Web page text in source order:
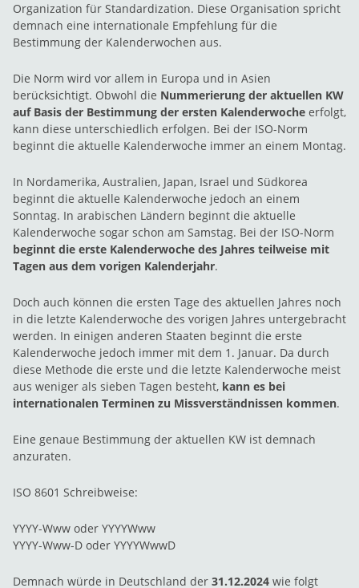
Organization für Standardization. Diese Organisation spricht
demnach eine internationale Empfehlung für die
Bestimmung der Kalenderwochen aus.
Die Norm wird vor allem in Europa und in Asien
berücksichtigt. Obwohl die Nummerierung der aktuellen KW
auf Basis der Bestimmung der ersten Kalenderwoche erfolgt,
kann diese unterschiedlich erfolgen. Bei der ISO-Norm
beginnt die aktuelle Kalenderwoche immer an einem Montag.
In Nordamerika, Australien, Japan, Israel und Südkorea
beginnt die aktuelle Kalenderwoche jedoch an einem
Sonntag. In arabischen Ländern beginnt die aktuelle
Kalenderwoche sogar schon am Samstag. Bei der ISO-Norm
beginnt die erste Kalenderwoche des Jahres teilweise mit
Tagen aus dem vorigen Kalenderjahr.
Doch auch können die ersten Tage des aktuellen Jahres noch
in die letzte Kalenderwoche des vorigen Jahres untergebracht
werden. In einigen anderen Staaten beginnt die erste
Kalenderwoche jedoch immer mit dem 1. Januar. Da durch
diese Methode die erste und die letzte Kalenderwoche meist
aus weniger als sieben Tagen besteht, kann es bei
internationalen Terminen zu Missverständnissen kommen.
Eine genaue Bestimmung der aktuellen KW ist demnach
anzuraten.
ISO 8601 Schreibweise:
YYYY-Www oder YYYYWww
YYYY-Www-D oder YYYYWwwD
Demnach würde in Deutschland der 31.12.2024 wie folgt